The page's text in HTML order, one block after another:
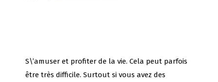
S\’amuser et profiter de la vie. Cela peut parfois
être très difficile. Surtout si vous avez des